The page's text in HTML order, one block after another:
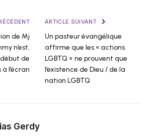
de Mj
n’est,
de
l’écran
ARTICLE SUIVANT
Un pasteur évangélique
affirme que les « actions
LGBTQ » ne prouvent que
l’existence de Dieu / de la
nation LGBTQ
Gerdy